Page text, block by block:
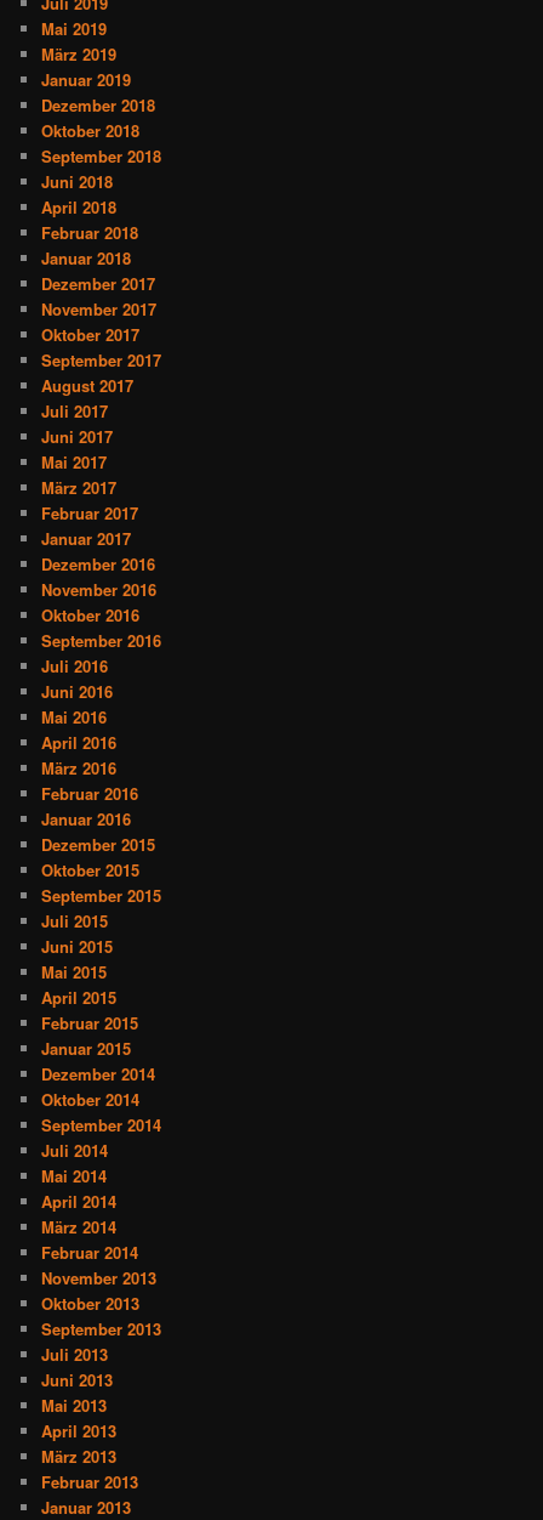
Mai 2019
März 2019
Januar 2019
Dezember 2018
Oktober 2018
September 2018
Juni 2018
April 2018
Februar 2018
Januar 2018
Dezember 2017
November 2017
Oktober 2017
September 2017
August 2017
Juli 2017
Juni 2017
Mai 2017
März 2017
Februar 2017
Januar 2017
Dezember 2016
November 2016
Oktober 2016
September 2016
Juli 2016
Juni 2016
Mai 2016
April 2016
März 2016
Februar 2016
Januar 2016
Dezember 2015
Oktober 2015
September 2015
Juli 2015
Juni 2015
Mai 2015
April 2015
Februar 2015
Januar 2015
Dezember 2014
Oktober 2014
September 2014
Juli 2014
Mai 2014
April 2014
März 2014
Februar 2014
November 2013
Oktober 2013
September 2013
Juli 2013
Juni 2013
Mai 2013
April 2013
März 2013
Februar 2013
Januar 2013